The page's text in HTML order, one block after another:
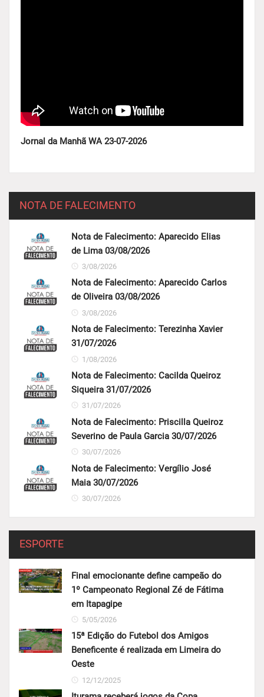
Jornal da Manhã WA 23-07-2026
NOTA DE FALECIMENTO
Nota de Falecimento: Aparecido Elias
de Lima 03/08/2026
3/08/2026
Nota de Falecimento: Aparecido Carlos
de Oliveira 03/08/2026
3/08/2026
Nota de Falecimento: Terezinha Xavier
31/07/2026
1/08/2026
Nota de Falecimento: Cacilda Queiroz
Siqueira 31/07/2026
31/07/2026
Nota de Falecimento: Priscilla Queiroz
Severino de Paula Garcia 30/07/2026
30/07/2026
Nota de Falecimento: Vergílio José
Maia 30/07/2026
30/07/2026
ESPORTE
Final emocionante define campeão do
1º Campeonato Regional Zé de Fátima
em Itapagipe
5/05/2026
15ª Edição do Futebol dos Amigos
Beneficente é realizada em Limeira do
Oeste
12/12/2025